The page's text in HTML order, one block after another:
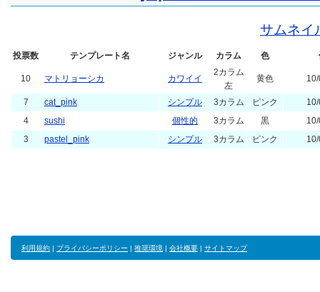
サムネイ
投票数 テンプレート名 ジャンル カラム 色
10 マトリョーシカ カワイイ
2カラム
左
黄色
7 cat_pink シンプル 3カラム ピンク
4
sushi 個性的 3カラム 黒
3
pastel_pink シンプル 3カラム ピンク
利用規約 | プライバシーポリシー | 推奨環境 | 会社概要 | サイトマップ